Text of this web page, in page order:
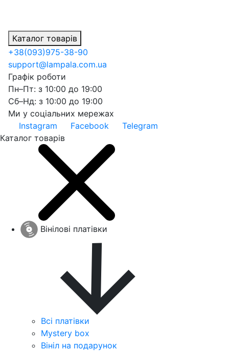
Каталог товарів
+38(093)975-38-90
support@lampala.com.ua
Графік роботи
Пн–Пт: з 10:00 до 19:00
Сб–Нд: з 10:00 до 19:00
Ми у соціальних мережах
Instagram
Facebook
Telegram
Каталог товарів
Вінілові платівки
Всі платівки
Mystery box
Вініл на подарунок